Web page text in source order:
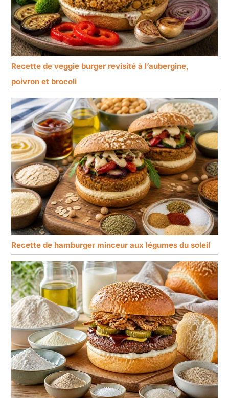
Recette de veggie burger revisité à l’aubergine,
poivron et brocoli
Recette de hamburger minceur aux légumes du soleil